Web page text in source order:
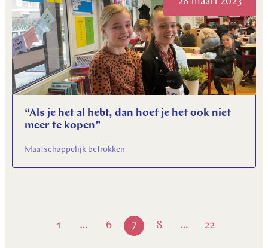
“Als je het al hebt, dan hoef je het ook niet
meer te kopen”
Maatschappelijk betrokken
1 … 6 7 8 … 22